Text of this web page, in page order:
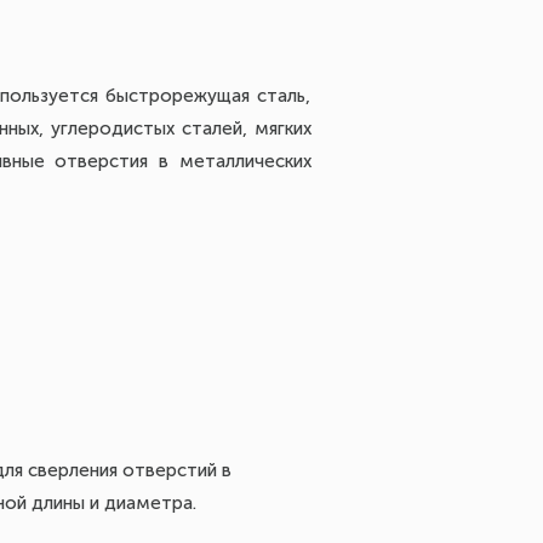
быстрорежущая сталь,
углеродистых сталей, мягких
отверстия в металлических
сверления отверстий в
длины и диаметра.